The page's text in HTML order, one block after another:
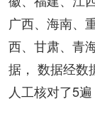
广西、海南、
西、甘肃、青
据 ， 数据经
人工核对了5